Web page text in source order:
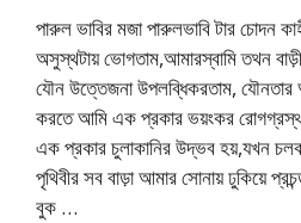
পারুল ভাবির মজা পারুলভাবি টার চোদন
অসুস্থটায় ভোগতাম,আমারস্বামি তথন
যৌন উত্তেজনা উপলব্ধিকরতাম,
করতে আমি এক প্রকার ভয়ংকর
এক প্রকার চুলাকানির উদ্ভব হয়,যখন
পৃথিবীর সব বাড়া আমার সোনায় ঢুকিয়ে
বুক …